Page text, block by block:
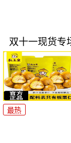
双十一现货专
最热